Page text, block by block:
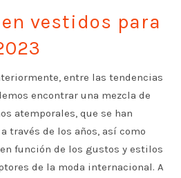
vestidos para
entre las tendencias
encontrar una mezcla de
atemporales, que se han
través de los años, así como
función de los gustos y estilos
de la moda internacional. A